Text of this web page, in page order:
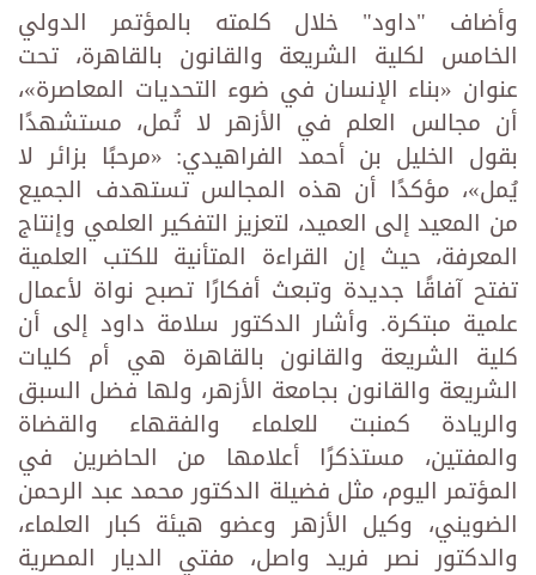
وأضاف "داود" خلال كلمته بالمؤتمر الدولي
الخامس لكلية الشريعة ‏والقانون بالقاهرة، تحت
عنوان «بناء الإنسان في ضوء ‏التحديات المعاصرة»‏،
أن مجالس العلم في الأزهر لا تُمل، مستشهدًا
بقول الخليل بن ‏أحمد الفراهيدي: «مرحبًا بزائر لا
يُمل»، مؤكدًا أن هذه المجالس تستهدف الجميع
من المعيد إلى العميد، ‏لتعزيز التفكير العلمي وإنتاج
المعرفة، حيث إن القراءة المتأنية للكتب العلمية
تفتح آفاقًا جديدة وتبعث أفكارًا ‏تصبح نواة لأعمال
علمية مبتكرة.‏ وأشار الدكتور سلامة داود إلى أن
كلية الشريعة والقانون بالقاهرة هي أم كليات
الشريعة والقانون بجامعة ‏الأزهر، ولها فضل السبق
والريادة كمنبت للعلماء والفقهاء والقضاة
والمفتين، مستذكرًا أعلامها من الحاضرين ‏في
المؤتمر اليوم، مثل فضيلة الدكتور محمد عبد الرحمن
الضويني، وكيل الأزهر وعضو هيئة كبار ‏العلماء،
والدكتور نصر فريد واصل، مفتي الديار المصرية